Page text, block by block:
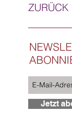
ZURÜCK
Jetzt